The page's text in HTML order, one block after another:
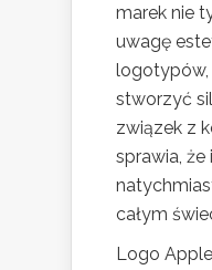
marek nie
uwagę
logotypów,
stworzyć
związek z
sprawia, że
całym
Logo